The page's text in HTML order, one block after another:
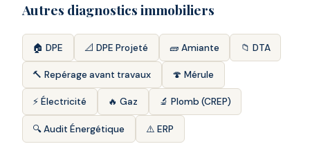
Autres diagnostics immobiliers
🏠 DPE 📐 DPE Projeté 🧱 Amiante 📁 DTA
🔨 Repérage avant travaux 🍄 Mérule
⚡ Électricité 🔥 Gaz 🔬 Plomb (CREP)
🔍 Audit Énergétique ⚠️ ERP